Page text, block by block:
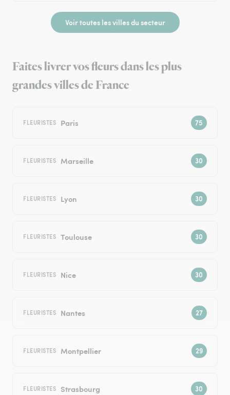
Voir toutes les villes du secteur
Faites livrer vos fleurs dans les plus
grandes villes de France
FLEURISTES Paris
FLEURISTES Marseille
FLEURISTES Lyon
FLEURISTES Toulouse
FLEURISTES Nice
FLEURISTES Nantes
FLEURISTES Montpellier
FLEURISTES Strasbourg